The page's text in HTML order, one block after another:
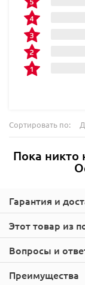
Этот товар из
Гарантия и
Сортировать по:
Пока никто
Вопросы и
Преимущества